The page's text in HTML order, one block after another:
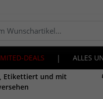
DEALS | ALLES
Etikettiert und mit